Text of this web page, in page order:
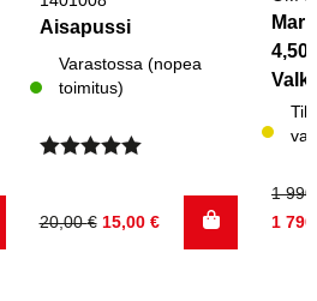
Aisapussi
Varastossa (nopea
toimitus)
5.00 / 5
20,00€
Alkuperäinen
15,00 €
Nykyinen
1
hinta
1
hinta